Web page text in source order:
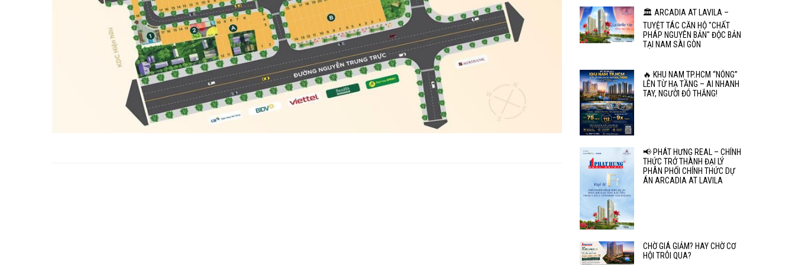
🏛️ ARCADIA AT LAVILA –
TUYỆT TÁC CĂN HỘ "CHẤT
PHÁP NGUYÊN BẢN" ĐỘC BẢN
TẠI NAM SÀI GÒN
🔥 KHU NAM TP.HCM “NÓNG”
LÊN TỪ HẠ TẦNG – AI NHANH
TAY, NGƯỜI ĐÓ THẮNG!
📢 PHÁT HƯNG REAL – CHÍNH
THỨC TRỞ THÀNH ĐẠI LÝ
PHÂN PHỐI CHÍNH THỨC DỰ
ÁN ARCADIA AT LAVILA
CHỜ GIÁ GIẢM? HAY CHỜ CƠ
HỘI TRÔI QUA?